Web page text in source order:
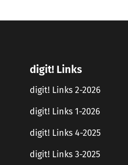
digit! Links
digit! Links 2-2026
digit! Links 1-2026
digit! Links 4-2025
digit! Links 3-2025